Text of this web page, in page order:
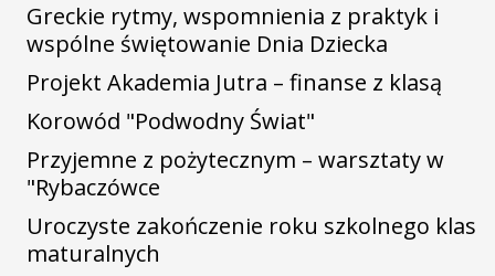
Greckie rytmy, wspomnienia z praktyk i
wspólne świętowanie Dnia Dziecka
Projekt Akademia Jutra – finanse z klasą
Korowód "Podwodny Świat"
Przyjemne z pożytecznym – warsztaty w
"Rybaczówce
Uroczyste zakończenie roku szkolnego klas
maturalnych